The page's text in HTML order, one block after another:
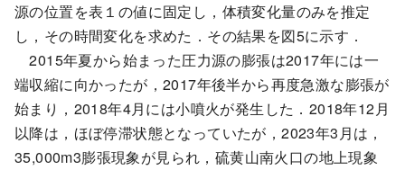
源の位置を表１の値に固定し，体積変化量のみを推定
し，その時間変化を求めた．その結果を図5に示す．
2015年夏から始まった圧力源の膨張は2017年には一
端収縮に向かったが，2017年後半から再度急激な膨張が
始まり，2018年4月には小噴火が発生した．2018年12月
以降は，ほぼ停滞状態となっていたが，2023年3月は，
35,000m3膨張現象が見られ，硫黄山南火口の地上現象